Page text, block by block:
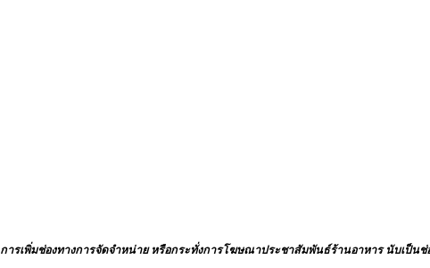
การเพิ่มช่องทางการจัดจำหน่าย หรือกระทั่งการโฆษณาประชาสัมพันธ์ร้านอาหาร นับเป็น